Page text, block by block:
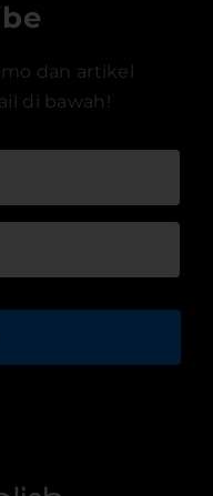
dan artikel
di bawah!